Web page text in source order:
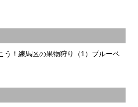
う！練馬区の果物狩り（1）ブルーベ